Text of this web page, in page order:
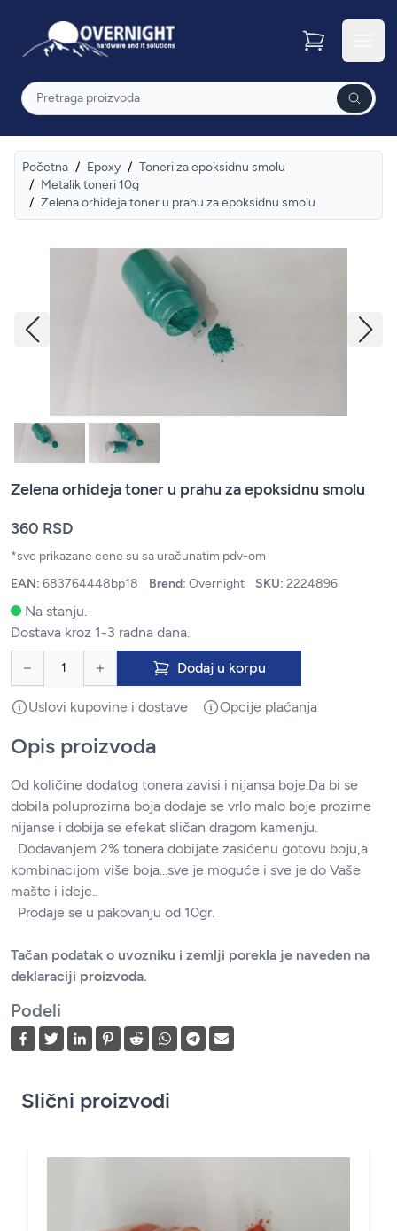
Overnight
Pretraga
Početna / Epoxy / Toneri za epoksidnu smolu
/ Metalik toneri 10g
/ Zelena orhideja toner u prahu za epoksidnu smolu
Zelena orhideja toner u prahu za epoksidnu smolu
360 RSD
*sve prikazane cene su sa uračunatim pdv-om
EAN: 683764448bp18 Brend: Overnight SKU: 2224896
Na stanju.
Dostava kroz 1-3 radna dana.
Dodaj u korpu
Uslovi kupovine i dostave Opcije plaćanja
Opis proizvoda
Od količine dodatog tonera zavisi i nijansa boje.Da bi se
dobila poluprozirna boja dodaje se vrlo malo boje prozirne
nijanse i dobija se efekat sličan dragom kamenju.
Dodavanjem 2% tonera dobijate zasićenu gotovu boju,a
kombinacijom više boja...sve je moguće i sve je do Vaše
mašte i ideje..
Prodaje se u pakovanju od 10gr.
Tačan podatak o uvozniku i zemlji porekla je naveden na
deklaraciji proizvoda.
Podeli
Slični proizvodi